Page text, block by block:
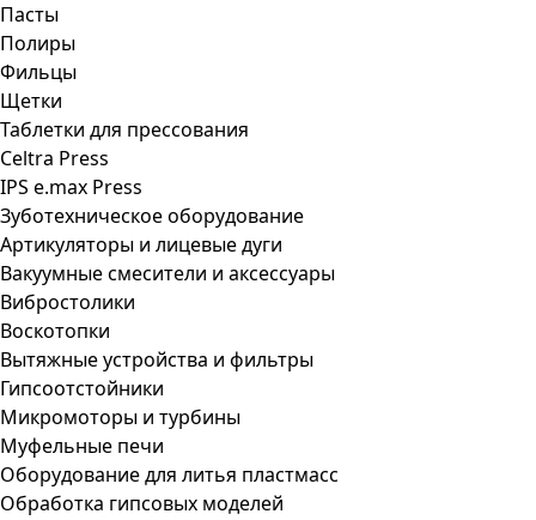
Пасты
Полиры
Фильцы
Щетки
Таблетки для прессования
Celtra Press
IPS e.max Press
Зуботехническое оборудование
Артикуляторы и лицевые дуги
Вакуумные смесители и аксессуары
Вибростолики
Воскотопки
Вытяжные устройства и фильтры
Гипсоотстойники
Микромоторы и турбины
Муфельные печи
Оборудование для литья пластмасс
Обработка гипсовых моделей